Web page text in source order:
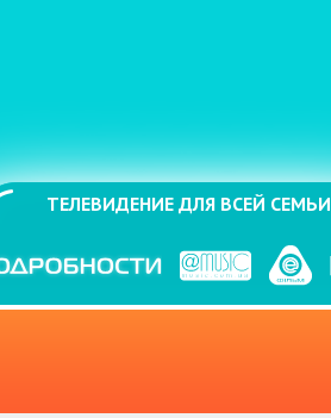
ТЕЛЕВИДЕНИЕ ДЛЯ ВСЕЙ СЕМЬИ